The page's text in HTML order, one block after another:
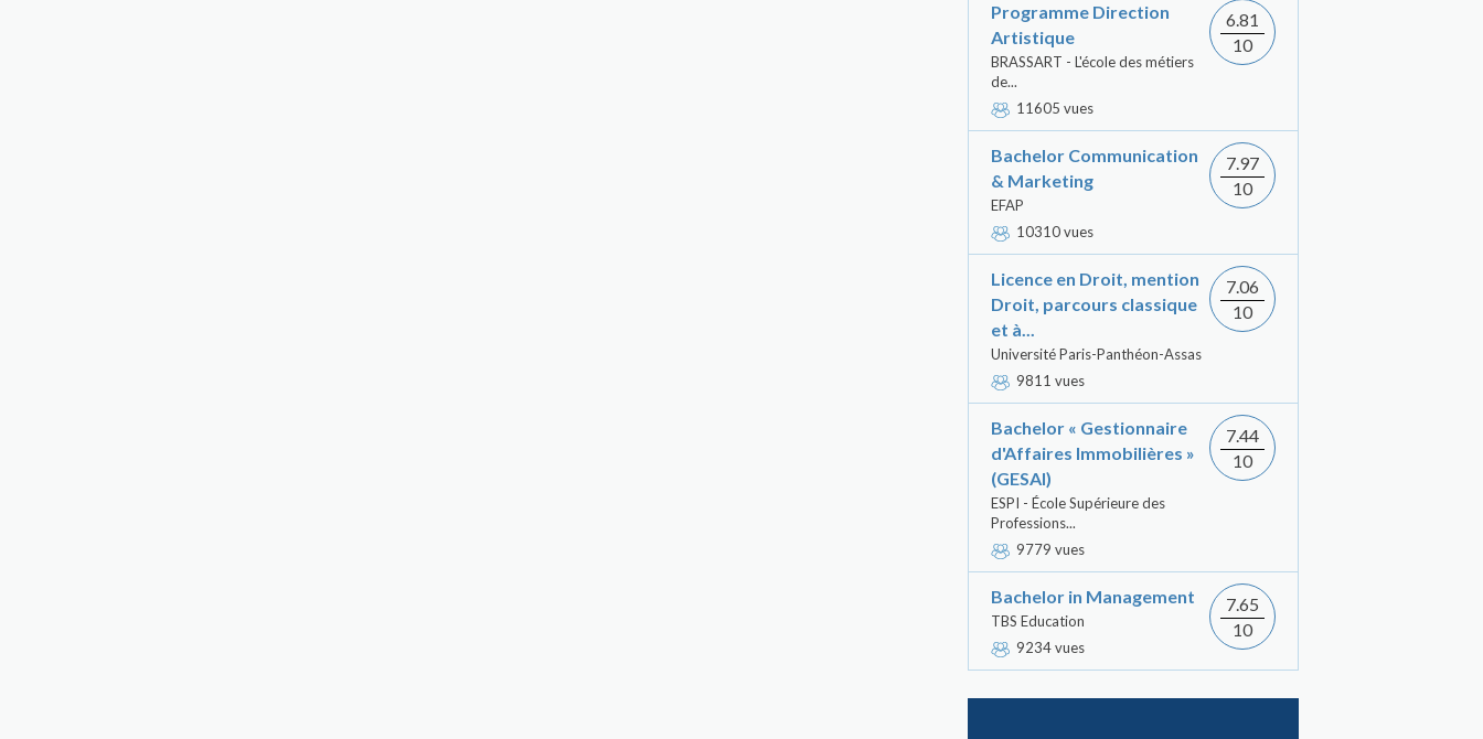
Programme Direction
Artistique
BRASSART - L'école des métiers
de...
11605 vues
6.81
10
Bachelor Communication
& Marketing
EFAP
10310 vues
7.97
10
Licence en Droit, mention
Droit, parcours classique
et à...
Université Paris-Panthéon-Assas
9811 vues
7.06
10
Bachelor « Gestionnaire
d'Affaires Immobilières »
(GESAI)
ESPI - École Supérieure des
Professions...
9779 vues
7.44
10
Bachelor in Management
TBS Education
9234 vues
7.65
10